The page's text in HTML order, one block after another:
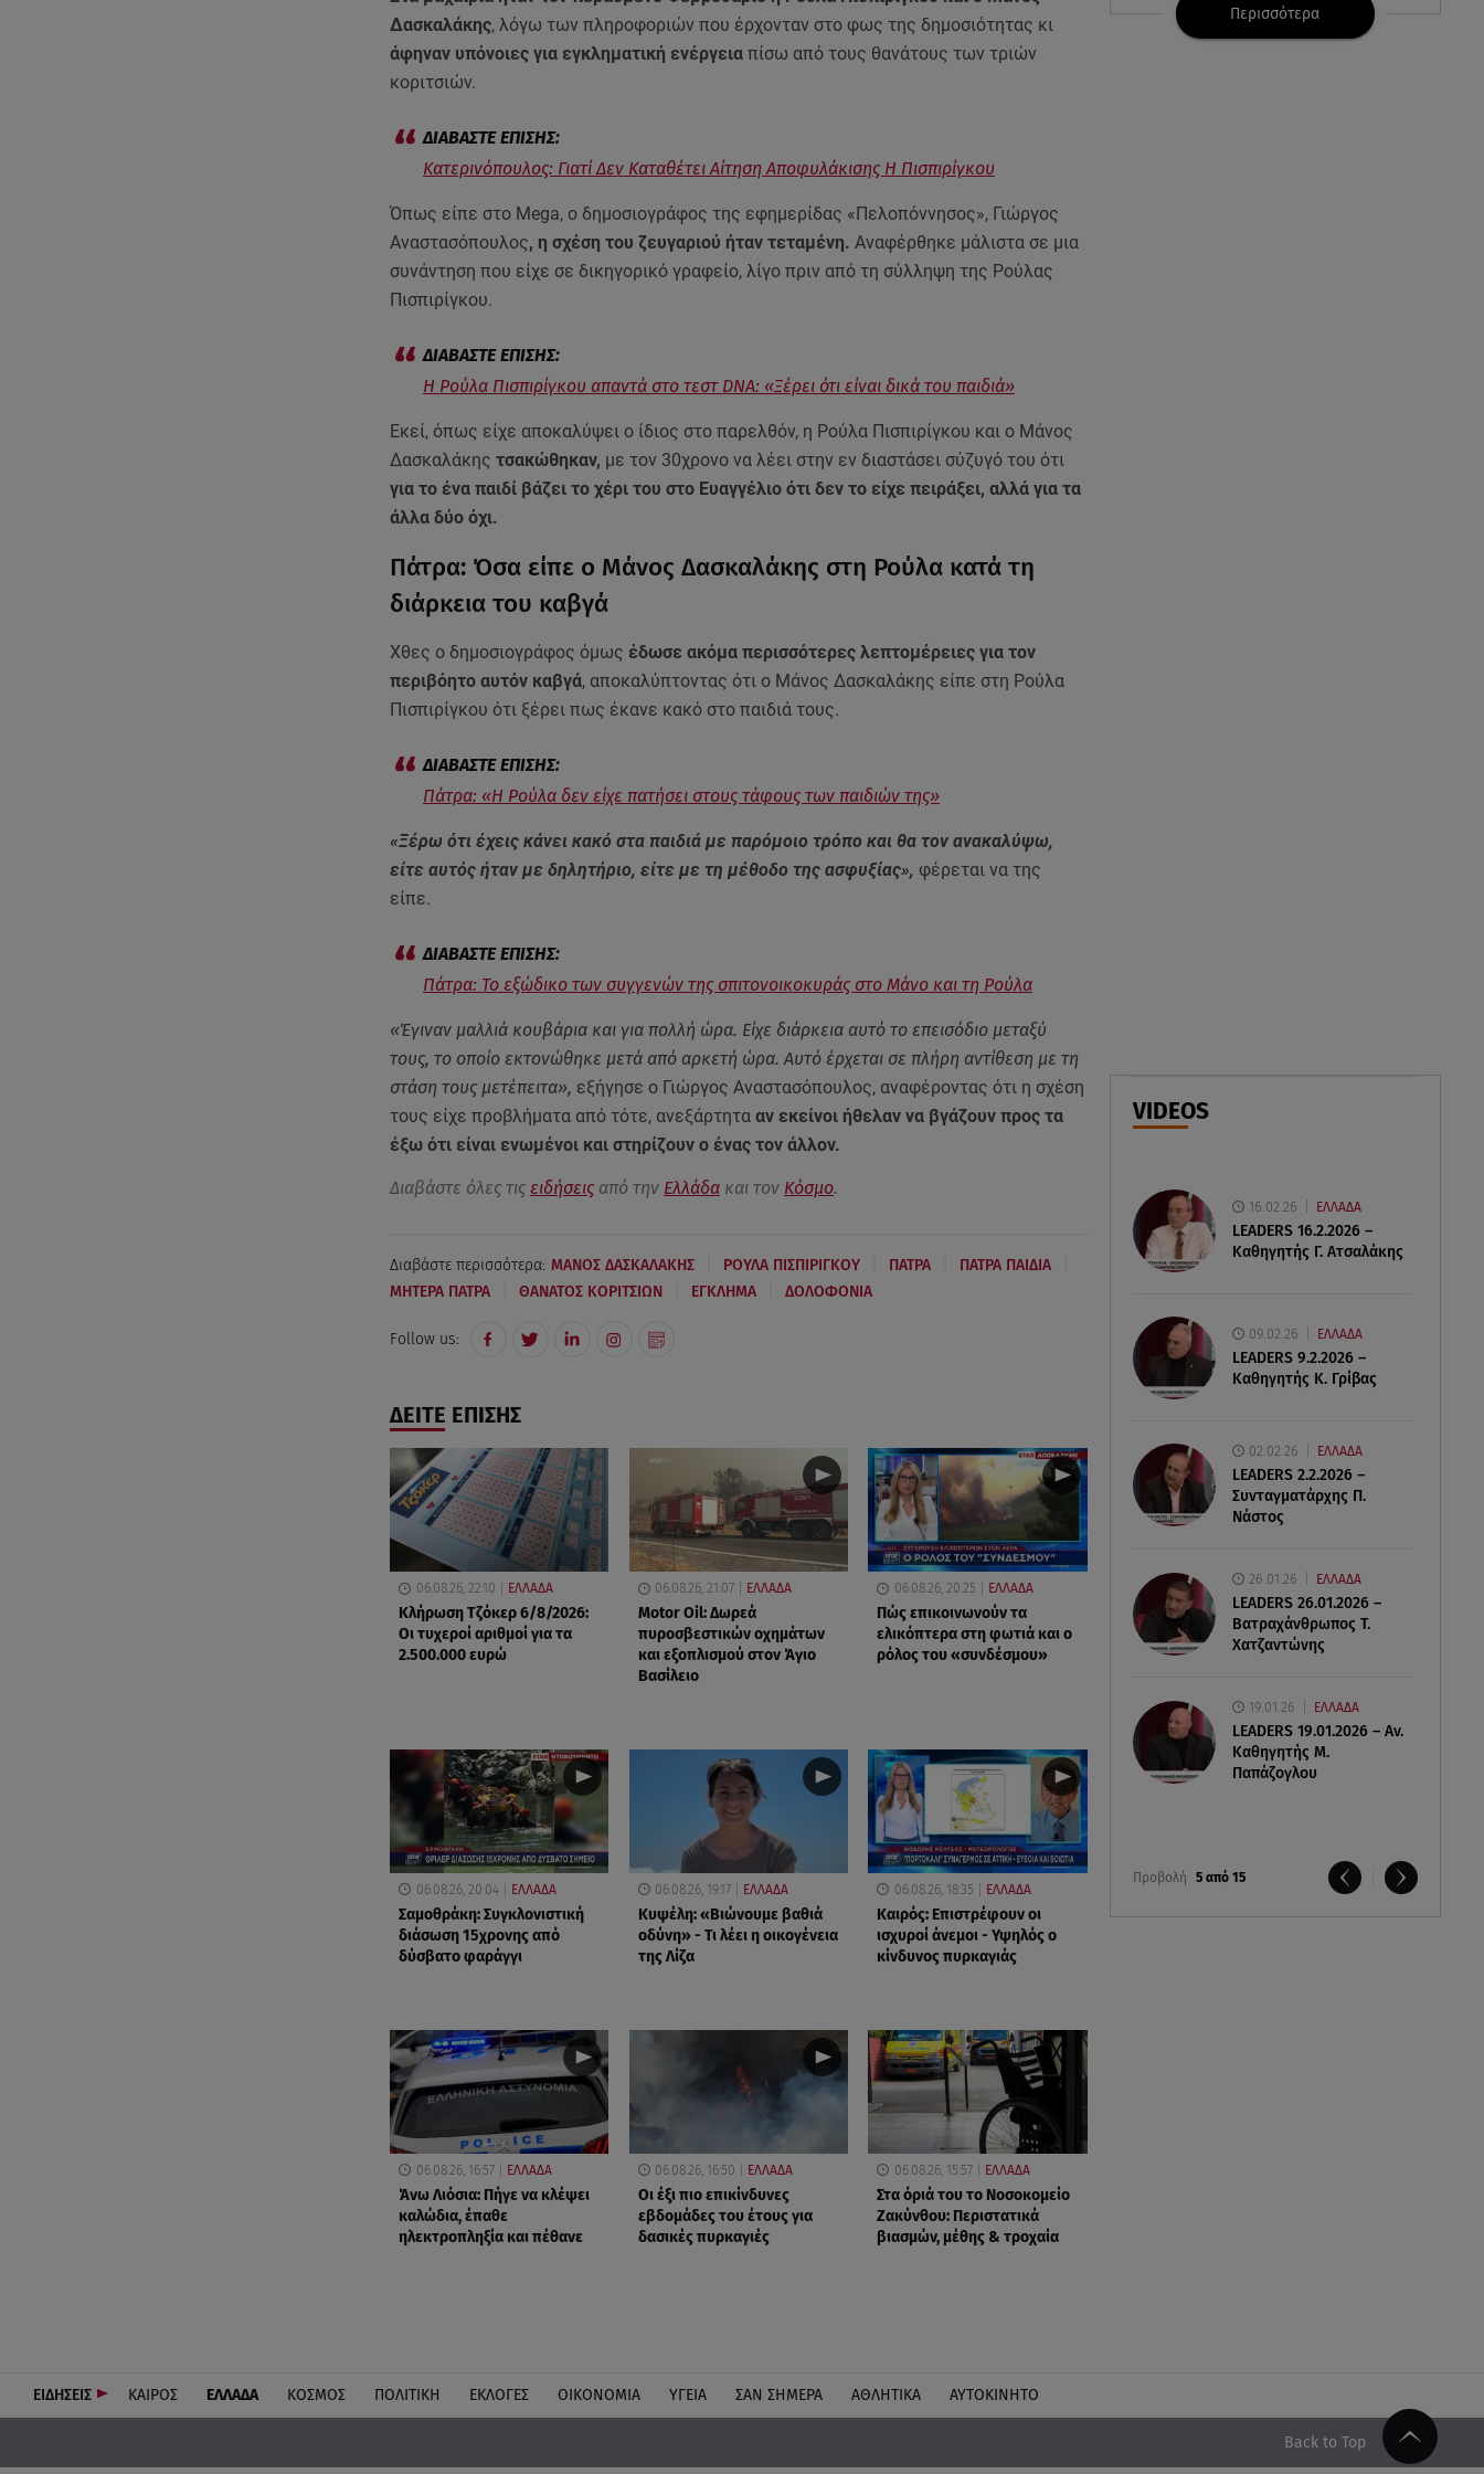
κληρονομιάς σε τραπεζικές
καταθέσεις
06.08.26 , 19:17
Κυψέλη: «Βιώνουμε βαθιά
οδύνη» - Τι λέει η οικογένεια της
Λίζα
Περισσότερα
VIDEOS
16.02.26 ΕΛΛΑΔΑ
LEADERS 16.2.2026 –
Καθηγητής Γ. Ατσαλάκης
09.02.26 ΕΛΛΑΔΑ
LEADERS 9.2.2026 –
Καθηγητής Κ. Γρίβας
02.02.26 ΕΛΛΑΔΑ
LEADERS 2.2.2026 –
Συνταγματάρχης Π.
Νάστος
26.01.26 ΕΛΛΑΔΑ
LEADERS 26.01.2026 –
Βατραχάνθρωπος Τ.
Χατζαντώνης
19.01.26 ΕΛΛΑΔΑ
LEADERS 19.01.2026 – Αν.
Καθηγητής Μ.
Παπάζογλου
Προβολή 5 από 15
Δασκαλάκης, λόγω των πληροφοριών που έρχονταν στο φως της δημοσιότητας κι
άφηναν υπόνοιες για εγκληματική ενέργειαπίσω από τους θανάτους των τριών
κοριτσιών.
Κατερινόπουλος: Γιατί Δεν Καταθέτει Αίτηση Αποφυλάκισης Η Πισπιρίγκου
Όπως είπε στο Mega, ο δημοσιογράφος της εφημερίδας «Πελοπόννησος», Γιώργος
Αναστασόπουλος, η σχέση του ζευγαριού ήταν τεταμένη. Αναφέρθηκε μάλιστα σε μια
συνάντηση που είχε σε δικηγορικό γραφείο, λίγο πριν από τη σύλληψη της Ρούλας
Πισπιρίγκου.
Η Ρούλα Πισπιρίγκου απαντά στο τεστ DNA: «Ξέρει ότι είναι δικά του παιδιά»
Εκεί, όπως είχε αποκαλύψει ο ίδιος στο παρελθόν, η Ρούλα Πισπιρίγκου και ο Μάνος
Δασκαλάκης τσακώθηκαν, με τον 30χρονο να λέει στην εν διαστάσει σύζυγό του ότι
για το ένα παιδί βάζει το χέρι του στο Ευαγγέλιο ότι δεν το είχε πειράξει, αλλά για τα
άλλα δύο όχι.
Πάτρα: Όσα είπε ο Μάνος Δασκαλάκης στη Ρούλα κατά τη
διάρκεια του καβγά
Χθες ο δημοσιογράφος όμως έδωσε ακόμα περισσότερες λεπτομέρειες για τον
περιβόητο αυτόν καβγά, αποκαλύπτοντας ότι ο Μάνος Δασκαλάκης είπε στη Ρούλα
Πισπιρίγκου ότι ξέρει πως έκανε κακό στο παιδιά τους.
Πάτρα: «Η Ρούλα δεν είχε πατήσει στους τάφους των παιδιών της»
«Ξέρω ότι έχεις κάνει κακό στα παιδιά με παρόμοιο τρόπο και θα τον ανακαλύψω,
είτε αυτός ήταν με δηλητήριο, είτε με τη μέθοδο της ασφυξίας», φέρεται να της
είπε.
Πάτρα: Το εξώδικο των συγγενών της σπιτονοικοκυράς στο Μάνο και τη Ρούλα
«Έγιναν μαλλιά κουβάρια και για πολλή ώρα. Είχε διάρκεια αυτό το επεισόδιο μεταξύ
τους, το οποίο εκτονώθηκε μετά από αρκετή ώρα. Αυτό έρχεται σε πλήρη αντίθεση με τη
στάση τους μετέπειτα», εξήγησε ο Γιώργος Αναστασόπουλος, αναφέροντας ότι η σχέση
τους είχε προβλήματα από τότε, ανεξάρτητα αν εκείνοι ήθελαν να βγάζουν προς τα
έξω ότι είναι ενωμένοι και στηρίζουν ο ένας τον άλλον.
Διαβάστε όλες τις ειδήσειςαπό την Ελλάδακαι τον Κόσμο.
Διαβάστε περισσότερα: ΜΑΝΟΣ ΔΑΣΚΑΛΑΚΗΣ ΡΟΥΛΑ ΠΙΣΠΙΡΙΓΚΟΥ ΠΑΤΡΑ ΠΑΤΡΑ ΠΑΙΔΙΑ
ΜΗΤΕΡΑ ΠΑΤΡΑ ΘΑΝΑΤΟΣ ΚΟΡΙΤΣΙΩΝ ΕΓΚΛΗΜΑ ΔΟΛΟΦΟΝΙΑ
Follow us:
ΔΕΙΤΕ ΕΠΙΣΗΣ
06.08.26, 22:10 ΕΛΛΑΔΑ
Κλήρωση Τζόκερ 6/8/2026:
Οι τυχεροί αριθμοί για τα
2.500.000 ευρώ
06.08.26, 21:07 ΕΛΛΑΔΑ
Motor Oil: Δωρεά
πυροσβεστικών οχημάτων
και εξοπλισμού στον Άγιο
Βασίλειο
06.08.26, 20:25 ΕΛΛΑΔΑ
Πώς επικοινωνούν τα
ελικόπτερα στη φωτιά και ο
ρόλος του «συνδέσμου»
06.08.26, 20:04 ΕΛΛΑΔΑ
Σαμοθράκη: Συγκλονιστική
διάσωση 15χρονης από
δύσβατο φαράγγι
06.08.26, 19:17 ΕΛΛΑΔΑ
Κυψέλη: «Βιώνουμε βαθιά
οδύνη» - Τι λέει η οικογένεια
της Λίζα
06.08.26, 18:35 ΕΛΛΑΔΑ
Καιρός: Επιστρέφουν οι
ισχυροί άνεμοι - Υψηλός ο
κίνδυνος πυρκαγιάς
06.08.26, 16:57 ΕΛΛΑΔΑ
Άνω Λιόσια: Πήγε να κλέψει
καλώδια, έπαθε
ηλεκτροπληξία και πέθανε
06.08.26, 16:50 ΕΛΛΑΔΑ
Οι έξι πιο επικίνδυνες
εβδομάδες του έτους για
δασικές πυρκαγιές
06.08.26, 15:57 ΕΛΛΑΔΑ
Στα όριά του το Νοσοκομείο
Ζακύνθου: Περιστατικά
βιασμών, μέθης & τροχαία
ΕΙΔΗΣΕΙΣ ΚΑΙΡΟΣ ΕΛΛΑΔΑ ΚΟΣΜΟΣ ΠΟΛΙΤΙΚΗ ΕΚΛΟΓΕΣ ΟΙΚΟΝΟΜΙΑ ΥΓΕΙΑ ΣΑΝ ΣΗΜΕΡΑ ΑΘΛΗΤΙΚΑ ΑΥΤΟΚΙΝΗΤΟ
Back to Top